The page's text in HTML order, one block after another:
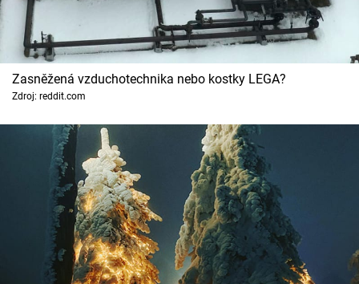
Zasněžená vzduchotechnika nebo kostky LEGA?
Zdroj: reddit.com